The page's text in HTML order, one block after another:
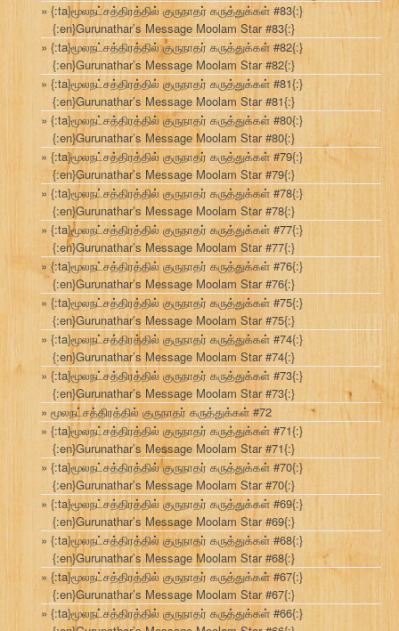
{:ta}மூலநட்சத்திரத்தில் குருநாதர் கருத்துக்கள் #83{:}
{:en}Gurunathar’s Message Moolam Star #83{:}
{:ta}மூலநட்சத்திரத்தில் குருநாதர் கருத்துக்கள் #82{:}
{:en}Gurunathar’s Message Moolam Star #82{:}
{:ta}மூலநட்சத்திரத்தில் குருநாதர் கருத்துக்கள் #81{:}
{:en}Gurunathar’s Message Moolam Star #81{:}
{:ta}மூலநட்சத்திரத்தில் குருநாதர் கருத்துக்கள் #80{:}
{:en}Gurunathar’s Message Moolam Star #80{:}
{:ta}மூலநட்சத்திரத்தில் குருநாதர் கருத்துக்கள் #79{:}
{:en}Gurunathar’s Message Moolam Star #79{:}
{:ta}மூலநட்சத்திரத்தில் குருநாதர் கருத்துக்கள் #78{:}
{:en}Gurunathar’s Message Moolam Star #78{:}
{:ta}மூலநட்சத்திரத்தில் குருநாதர் கருத்துக்கள் #77{:}
{:en}Gurunathar’s Message Moolam Star #77{:}
{:ta}மூலநட்சத்திரத்தில் குருநாதர் கருத்துக்கள் #76{:}
{:en}Gurunathar’s Message Moolam Star #76{:}
{:ta}மூலநட்சத்திரத்தில் குருநாதர் கருத்துக்கள் #75{:}
{:en}Gurunathar’s Message Moolam Star #75{:}
{:ta}மூலநட்சத்திரத்தில் குருநாதர் கருத்துக்கள் #74{:}
{:en}Gurunathar’s Message Moolam Star #74{:}
{:ta}மூலநட்சத்திரத்தில் குருநாதர் கருத்துக்கள் #73{:}
{:en}Gurunathar’s Message Moolam Star #73{:}
மூலநட்சத்திரத்தில் குருநாதர் கருத்துக்கள் #72
{:ta}மூலநட்சத்திரத்தில் குருநாதர் கருத்துக்கள் #71{:}
{:en}Gurunathar’s Message Moolam Star #71{:}
{:ta}மூலநட்சத்திரத்தில் குருநாதர் கருத்துக்கள் #70{:}
{:en}Gurunathar’s Message Moolam Star #70{:}
{:ta}மூலநட்சத்திரத்தில் குருநாதர் கருத்துக்கள் #69{:}
{:en}Gurunathar’s Message Moolam Star #69{:}
{:ta}மூலநட்சத்திரத்தில் குருநாதர் கருத்துக்கள் #68{:}
{:en}Gurunathar’s Message Moolam Star #68{:}
{:ta}மூலநட்சத்திரத்தில் குருநாதர் கருத்துக்கள் #67{:}
{:en}Gurunathar’s Message Moolam Star #67{:}
{:ta}மூலநட்சத்திரத்தில் குருநாதர் கருத்துக்கள் #66{:}